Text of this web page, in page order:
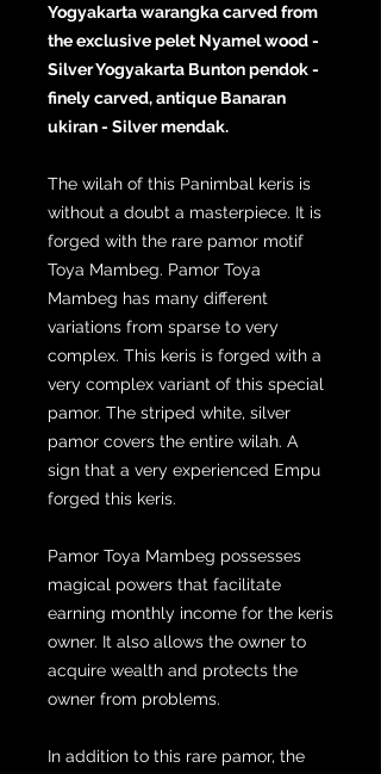
Yogyakarta warangka carved from
the exclusive pelet Nyamel wood -
Silver Yogyakarta Bunton pendok -
finely carved, antique Banaran
ukiran - Silver mendak.
The wilah of this Panimbal keris is
without a doubt a masterpiece. It is
forged with the rare pamor motif
Toya Mambeg. Pamor Toya
Mambeg has many different
variations from sparse to very
complex. This keris is forged with a
very complex variant of this special
pamor. The striped white, silver
pamor covers the entire wilah. A
sign that a very experienced Empu
forged this keris.
Pamor Toya Mambeg possesses
magical powers that facilitate
earning monthly income for the keris
owner. It also allows the owner to
acquire wealth and protects the
owner from problems.
In addition to this rare pamor, the